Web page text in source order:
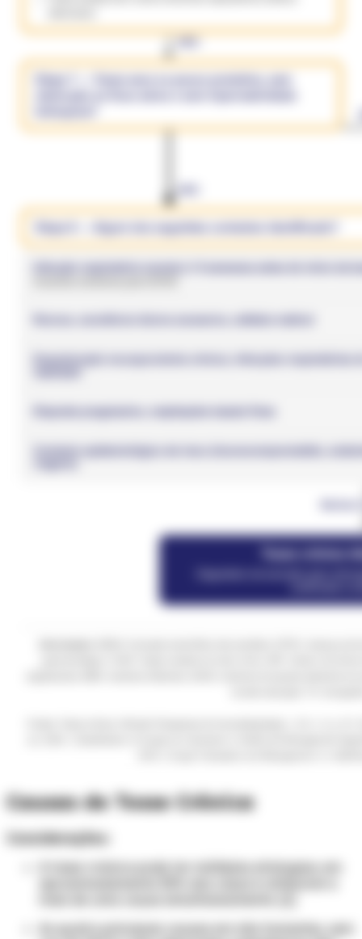
Causas de Tosse Crônica
Considerações:
A tosse crônica pode ter múltiplas etiologias; em
As quatro principais causas em não fumantes, sem